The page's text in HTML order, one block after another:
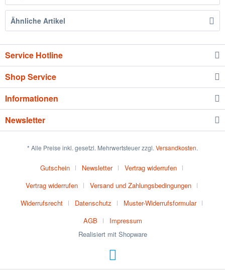
Ähnliche Artikel
Service Hotline
Shop Service
Informationen
Newsletter
* Alle Preise inkl. gesetzl. Mehrwertsteuer zzgl. Versandkosten.
Gutschein Newsletter
Vertrag widerrufen
Vertrag widerrufen
Versand und Zahlungsbedingungen
Widerrufsrecht
Datenschutz
Muster-Widerrufsformular
AGB
Impressum
Realisiert mit Shopware